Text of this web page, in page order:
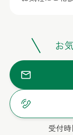
お
受付時